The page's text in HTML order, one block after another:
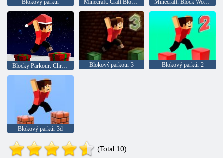
Blokový parkúr Minecraft: Craft Block Parkour
Blokový parkour 3 Blokový parkúr 2
Blokový parkúr 3d
(Total 10)